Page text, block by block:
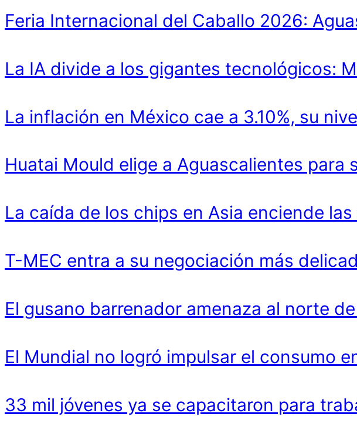
Feria Internacional del Caballo 2026:
La IA divide a los gigantes tecnológicos:
La inflación en México cae a 3.10%, su
Huatai Mould elige a Aguascalientes para
La caída de los chips en Asia enciende
T-MEC entra a su negociación más
El gusano barrenador amenaza al norte
El Mundial no logró impulsar el consumo
33 mil jóvenes ya se capacitaron para